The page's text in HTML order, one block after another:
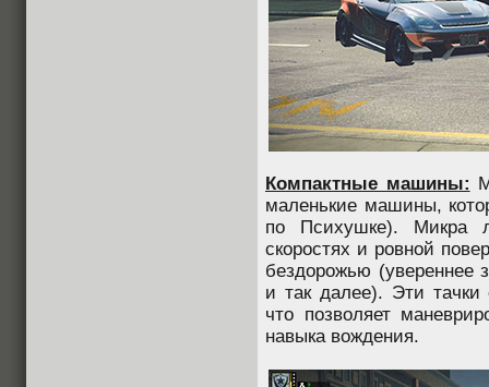
Компактные машины:
маленькие машины,
по Психушке). Микра
скоростях и ровной
бездорожью (увереннее
и так далее). Эти тачки
что позволяет
навыка вождения.